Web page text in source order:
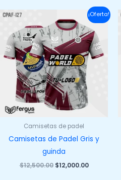
$12,500.00.$12,000.00.
¡Oferta!
Camisetas de padel
Camisetas de Padel Gris y
guinda
$12,500.00 El
$12,000.00El